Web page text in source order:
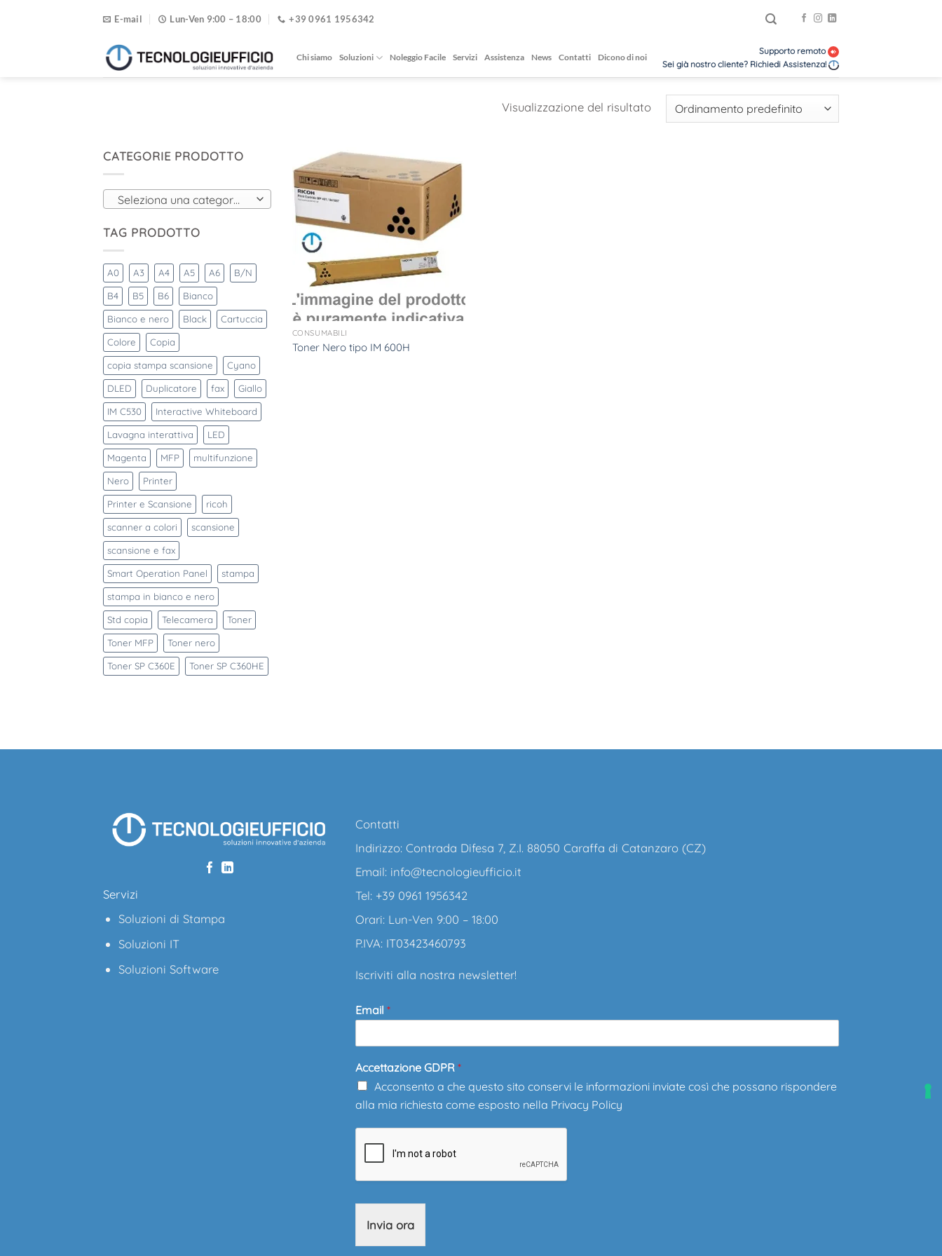
E-mail Lun-Ven 9:00 – 18:00 +39 0961 1956342
Chi siamo Soluzioni Noleggio Facile Servizi Assistenza News Contatti Dicono di noi
Supporto remoto
Sei già nostro cliente? Richiedi Assistenza!
Visualizzazione del risultato
CATEGORIE PRODOTTO
Seleziona una categoria
TAG PRODOTTO
A0 A3 A4 A5 A6 B/N
B4 B5 B6 Bianco
Bianco e nero Black Cartuccia
Colore Copia
copia stampa scansione Cyano
DLED Duplicatore fax Giallo
IM C530 Interactive Whiteboard
Lavagna interattiva LED
Magenta MFP multifunzione
Nero Printer
Printer e Scansione ricoh
scanner a colori scansione
scansione e fax
Smart Operation Panel stampa
stampa in bianco e nero
Std copia Telecamera Toner
Toner MFP Toner nero
Toner SP C360E Toner SP C360HE
CONSUMABILI
Toner Nero tipo IM 600H
Servizi
Soluzioni di Stampa
Soluzioni IT
Soluzioni Software
Contatti
Indirizzo: Contrada Difesa 7, Z.I. 88050 Caraffa di Catanzaro (CZ)
Email: info@tecnologieufficio.it
Tel: +39 0961 1956342
Orari: Lun-Ven 9:00 – 18:00
P.IVA: IT03423460793
Iscriviti alla nostra newsletter!
Email *
Accettazione GDPR *
Acconsento a che questo sito conservi le informazioni inviate così che possano rispondere
alla mia richiesta come esposto nella Privacy Policy
Invia ora